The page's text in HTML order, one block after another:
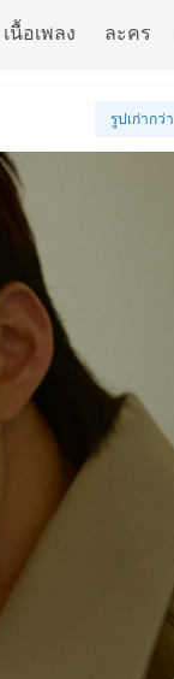
เนื้อเพลง ละคร
รูปเก่ากว่า